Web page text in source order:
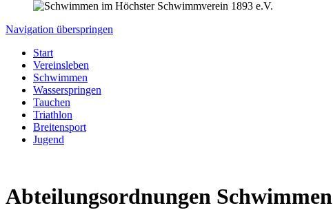
Navigation überspringen
Start
Vereinsleben
Schwimmen
Wasserspringen
Tauchen
Triathlon
Breitensport
Jugend
Abteilungsordnungen Schwimmen